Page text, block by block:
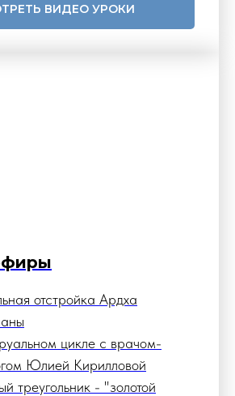
ВИДЕО УРОКИ
отстройка Ардха
цикле с врачом-
Юлией Кирилловой
треугольник - "золотой